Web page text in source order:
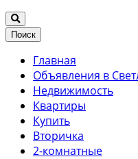
Поиск
Главная
Объявления в
Недвижимость
Квартиры
Купить
Вторичка
2-комнатные